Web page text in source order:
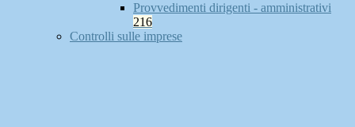
Provvedimenti dirigenti - amministrativi
216
Controlli sulle imprese